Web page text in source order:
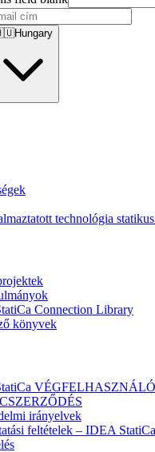
Hungary
technológia
Connection Library
könyvek
irányelvek
feltételek – IDEA